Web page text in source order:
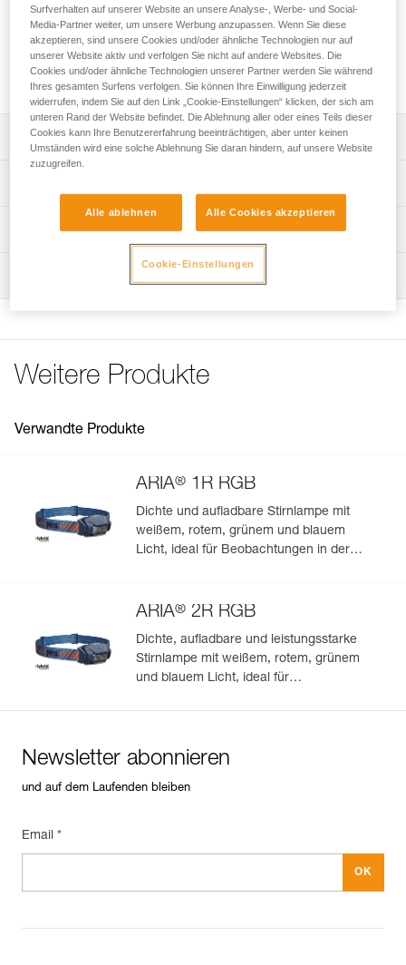
Ihr sucht die perfekte Stirnlampe für eure Aktivitäten?
ZUR AUSWAHLHILFE
Leistungsverzeichnis
ARIA 2R RGB (Versionen ab 2026).
Referenz : E068BA01
Verpackung : 1
Referenz : E068BA02
Farbe(n) : CAMO
Technische Informationen
Gebrauchsanleitung
Das PDF herunterladen technical-notice-Bandeau ARIA-1
Weitere Produkte
Verwandte Produkte
ARIA® 1R RGB
Dichte und aufladbare Stirnlampe mit
weißem, rotem, grünem und blauem
Licht, ideal für Beobachtungen in der
ARIA® 2R RGB
Dichte, aufladbare und leistungsstarke
Stirnlampe mit weißem, rotem, grünem
und blauem Licht, ideal für
Newsletter abonnieren
und auf dem Laufenden bleiben
Email *
Surfverhalten auf unserer Website an unsere Analyse-, Werbe- und Social-
Media-Partner weiter, um unsere Werbung anzupassen. Wenn Sie diese
akzeptieren, sind unsere Cookies und/oder ähnliche Technologien nur auf
unserer Website aktiv und verfolgen Sie nicht auf andere Websites. Die
Cookies und/oder ähnliche Technologien unserer Partner werden Sie während
Ihres gesamten Surfens verfolgen. Sie können Ihre Einwilligung jederzeit
widerrufen, indem Sie auf den Link „Cookie-Einstellungen“ klicken, der sich am
unteren Rand der Website befindet. Die Ablehnung aller oder eines Teils dieser
Cookies kann Ihre Benutzererfahrung beeinträchtigen, aber unter keinen
Umständen wird eine solche Ablehnung Sie daran hindern, auf unsere Website
zuzugreifen.
Alle ablehnen Alle Cookies akzeptieren
Cookie-Einstellungen